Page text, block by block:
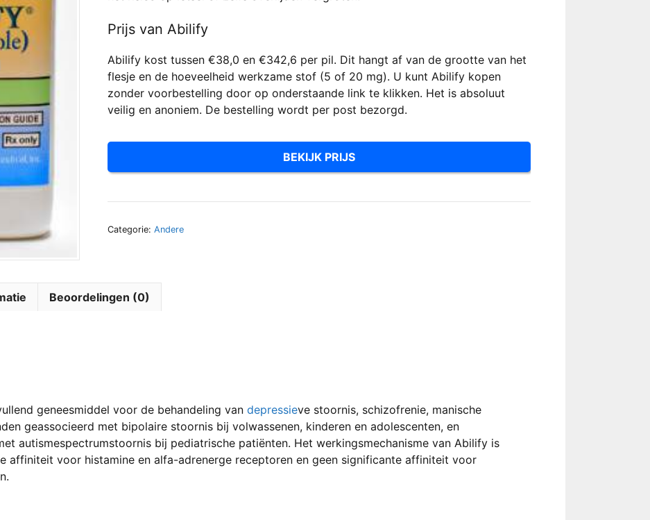
Prijs van Abilify
Abilify kost tussen €38,0 en €342,6 per pil. Dit hangt af van de grootte van het
flesje en de hoeveelheid werkzame stof (5 of 20 mg). U kunt Abilify kopen
zonder voorbestelling door op onderstaande link te klikken. Het is absoluut
veilig en anoniem. De bestelling wordt per post bezorgd.
BEKIJK PRIJS
Categorie: Andere
Beoordelingen (0)
geneesmiddel voor de behandeling van depressieve stoornis, schizofrenie, manische
geassocieerd met bipolaire stoornis bij volwassenen, kinderen en adolescenten, en
autismespectrumstoornis bij pediatrische patiënten. Het werkingsmechanisme van Abilify is
affiniteit voor histamine en alfa-adrenerge receptoren en geen significante affiniteit voor